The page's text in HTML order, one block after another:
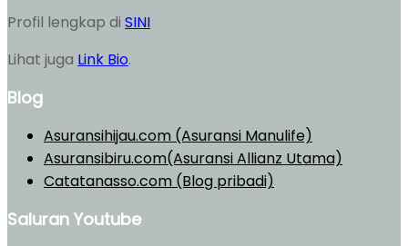
Profil lengkap di SINI
Lihat juga Link Bio.
Blog
Asuransihijau.com (Asuransi Manulife)
Asuransibiru.com(Asuransi Allianz Utama)
Catatanasso.com (Blog pribadi)
Saluran Youtube